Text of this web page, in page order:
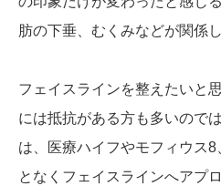
肪の下垂、むくみなどが関係
フェイスラインを整えたいと
には抵抗がある方も多いので
は、医療ハイフやモフィウス8
となくフェイスラインへアプ